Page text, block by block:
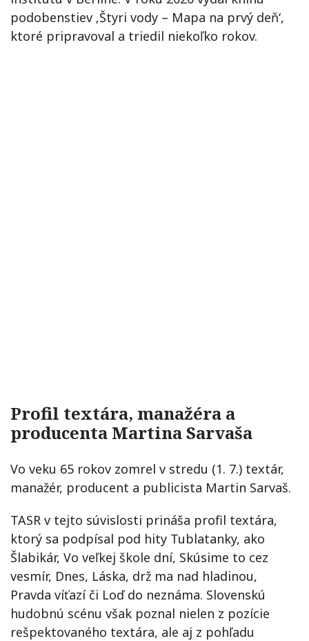
podobenstiev ‚Štyri vody – Mapa na prvý deň‘,
ktoré pripravoval a triedil niekoľko rokov.
Profil textára, manažéra a
producenta Martina Sarvaša
Vo veku 65 rokov zomrel v stredu (1. 7.) textár,
manažér, producent a publicista Martin Sarvaš.
TASR v tejto súvislosti prináša profil textára,
ktorý sa podpísal pod hity Tublatanky, ako
Šlabikár, Vo veľkej škole dní, Skúsime to cez
vesmír, Dnes, Láska, drž ma nad hladinou,
Pravda víťazí či Loď do neznáma. Slovenskú
hudobnú scénu však poznal nielen z pozície
rešpektovaného textára, ale aj z pohľadu